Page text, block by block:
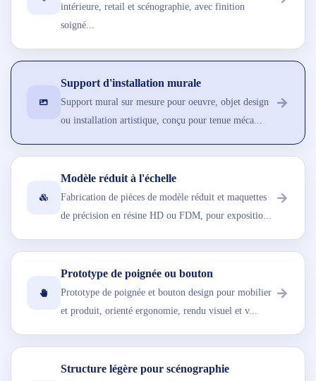
intérieure, retail et scénographie, avec finition
soigné...
Support d'installation murale
Support mural sur mesure pour oeuvre, objet design
ou installation artistique, conçu pour tenue méca...
Modèle réduit à l'échelle
Fabrication de pièces de modèle réduit et maquettes
de précision en résine HD ou FDM, pour expositio...
Prototype de poignée ou bouton
Prototype de poignée et bouton design pour mobilier
et produit, orienté ergonomie, rendu visuel et v...
Structure légère pour scénographie